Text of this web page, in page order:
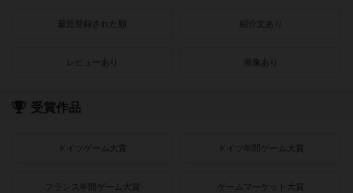
最近登録された順 紹介文あり
レビューあり 画像あり
受賞作品
ドイツゲーム大賞 ドイツ年間ゲーム大賞
フランス年間ゲーム大賞 ゲームマーケット大賞